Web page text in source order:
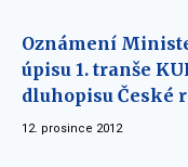
Oznámení
úpisu 1. tranše
dluhopisu České
12. prosince 2012